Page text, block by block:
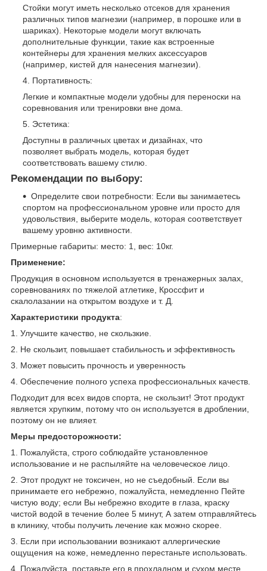
Стойки могут иметь несколько отсеков для хранения
различных типов магнезии (например, в порошке или в
шариках). Некоторые модели могут включать
дополнительные функции, такие как встроенные
контейнеры для хранения мелких аксессуаров
(например, кистей для нанесения магнезии).
Портативность:
Легкие и компактные модели удобны для переноски на
соревнования или тренировки вне дома.
Эстетика:
Доступны в различных цветах и дизайнах, что
позволяет выбрать модель, которая будет
соответствовать вашему стилю.
Рекомендации по выбору:
Определите свои потребности: Если вы занимаетесь
спортом на профессиональном уровне или просто для
удовольствия, выберите модель, которая соответствует
вашему уровню активности.
Примерные габариты: место: 1, вес: 10кг.
Применение:
Продукция в основном используется в тренажерных залах,
соревнованиях по тяжелой атлетике, Кроссфит и
скалолазании на открытом воздухе и т. Д.
Характеристики продукта:
1. Улучшите качество, не скользкие.
2. Не скользит, повышает стабильность и эффективность
3. Может повысить прочность и уверенность
4. Обеспечение полного успеха профессиональных качеств.
Подходит для всех видов спорта, не скользит! Этот продукт
является хрупким, потому что он используется в дроблении,
поэтому он не влияет.
Меры предосторожности:
1. Пожалуйста, строго соблюдайте установленное
использование и не распыляйте на человеческое лицо.
2. Этот продукт не токсичен, но не съедобный. Если вы
принимаете его небрежно, пожалуйста, немедленно Пейте
чистую воду; если Вы небрежно входите в глаза, краску
чистой водой в течение более 5 минут, А затем отправляйтесь
в клинику, чтобы получить лечение как можно скорее.
3. Если при использовании возникают аллергические
ощущения на коже, немедленно перестаньте использовать.
4. Пожалуйста, поставьте его в прохладном и сухом месте,